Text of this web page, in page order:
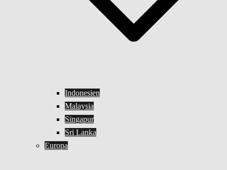
Indonesien
Malaysia
Singapur
Sri Lanka
Europa